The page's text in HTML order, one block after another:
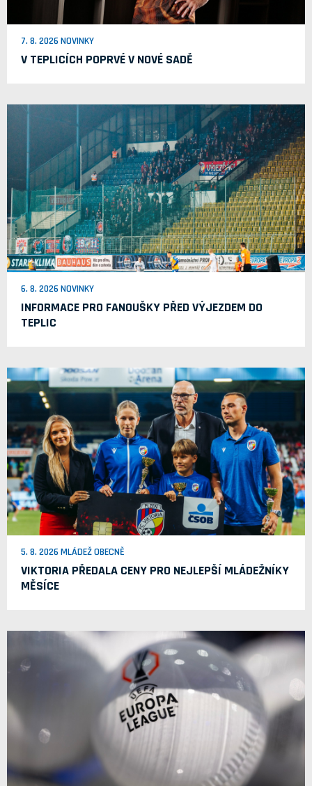
7. 8. 2026 NOVINKY
V TEPLICÍCH POPRVÉ V NOVÉ SADĚ
6. 8. 2026 NOVINKY
INFORMACE PRO FANOUŠKY PŘED VÝJEZDEM DO
TEPLIC
5. 8. 2026 MLÁDEŽ OBECNĚ
VIKTORIA PŘEDALA CENY PRO NEJLEPŠÍ MLÁDEŽNÍKY
MĚSÍCE